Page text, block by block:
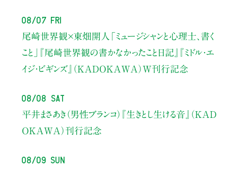
08/07 Fri
尾崎世界観×東畑開人
「ミュージシャンと心理士、書く
こと」
『尾崎世界観の書かなかったこと日記』『ミドル・エ
イジ・ビギンズ』（KADOKAWA）W刊行記念
08/08 Sat
平井まさあき（男性ブランコ） 『生きとし生ける音』（KAD
OKAWA）刊行記念
08/09 Sun